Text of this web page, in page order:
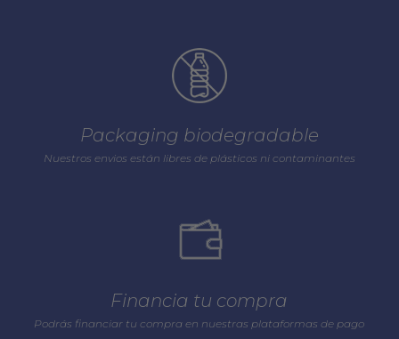
Packaging biodegradable
Nuestros envios están libres de plásticos ni contaminantes
Financia tu compra
Podrás financiar tu compra en nuestras plataformas de pago